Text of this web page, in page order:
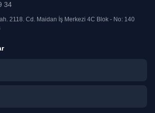
34
2118. Cd. Maidan İş Merkezi 4C Blok - No: 140